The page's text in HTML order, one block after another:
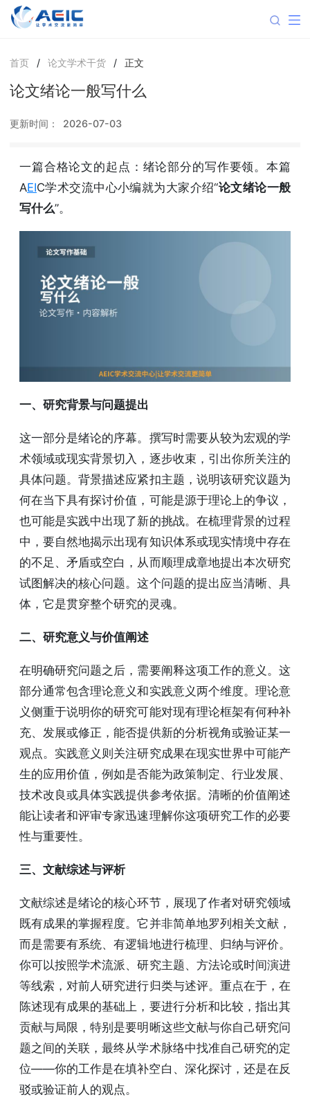
首页 / 论文学术干货 / 正文
论文绪论一般写什么
更新时间： 2026-07-03
一篇合格论文的起点：绪论部分的写作要领。本篇
AEIC学术交流中心小编就为大家介绍“论文绪论一般
写什么”。
一、研究背景与问题提出
这一部分是绪论的序幕。撰写时需要从较为宏观的学
术领域或现实背景切入，逐步收束，引出你所关注的
具体问题。背景描述应紧扣主题，说明该研究议题为
何在当下具有探讨价值，可能是源于理论上的争议，
也可能是实践中出现了新的挑战。在梳理背景的过程
中，要自然地揭示出现有知识体系或现实情境中存在
的不足、矛盾或空白，从而顺理成章地提出本次研究
试图解决的核心问题。这个问题的提出应当清晰、具
体，它是贯穿整个研究的灵魂。
二、研究意义与价值阐述
在明确研究问题之后，需要阐释这项工作的意义。这
部分通常包含理论意义和实践意义两个维度。理论意
义侧重于说明你的研究可能对现有理论框架有何种补
充、发展或修正，能否提供新的分析视角或验证某一
观点。实践意义则关注研究成果在现实世界中可能产
生的应用价值，例如是否能为政策制定、行业发展、
技术改良或具体实践提供参考依据。清晰的价值阐述
能让读者和评审专家迅速理解你这项研究工作的必要
性与重要性。
三、文献综述与评析
文献综述是绪论的核心环节，展现了作者对研究领域
既有成果的掌握程度。它并非简单地罗列相关文献，
而是需要有系统、有逻辑地进行梳理、归纳与评价。
你可以按照学术流派、研究主题、方法论或时间演进
等线索，对前人研究进行归类与述评。重点在于，在
陈述现有成果的基础上，要进行分析和比较，指出其
贡献与局限，特别是要明晰这些文献与你自己研究问
题之间的关联，最终从学术脉络中找准自己研究的定
位——你的工作是在填补空白、深化探讨，还是在反
驳或验证前人的观点。